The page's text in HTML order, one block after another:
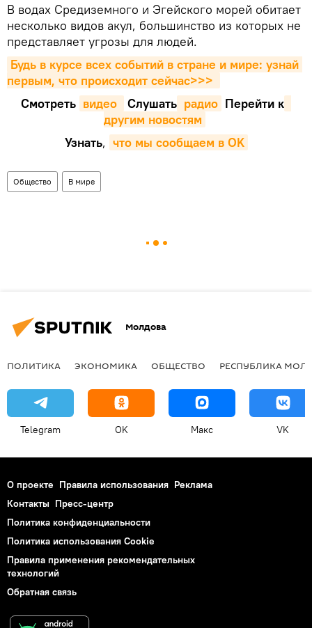
В водах Средиземного и Эгейского морей обитает
несколько видов акул, большинство из которых не
представляет угрозы для людей.
Будь в курсе всех событий в стране и мире: узнай
первым, что происходит сейчаc>>>
Смотреть видео Cлушать радио Перейти к
другим новостям
Узнать, что мы сообщаем в OK
Общество В мире
Молдова
ПОЛИТИКА ЭКОНОМИКА ОБЩЕСТВО РЕСПУБЛИКА
Telegram OK Макс VK
О проекте Правила использования Реклама
Контакты Пресс-центр
Политика конфиденциальности
Политика использования Cookie
Правила применения рекомендательных
технологий
Обратная связь